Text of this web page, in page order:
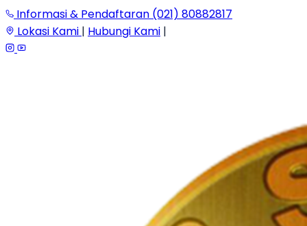
Informasi & Pendaftaran (021) 80882817
Lokasi Kami | Hubungi Kami |